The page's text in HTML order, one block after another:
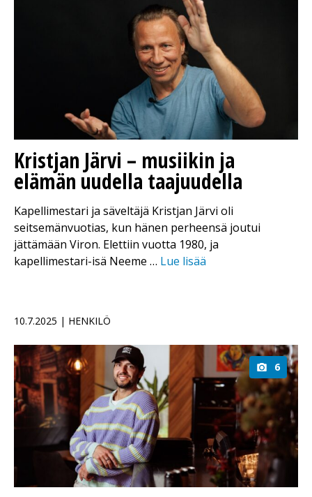
Kristjan Järvi – musiikin ja
elämän uudella taajuudella
Kapellimestari ja säveltäjä Kristjan Järvi oli
seitsemänvuotias, kun hänen perheensä joutui
jättämään Viron. Elettiin vuotta 1980, ja
kapellimestari-isä Neeme … Lue lisää
10.7.2025 | HENKILÖ
6